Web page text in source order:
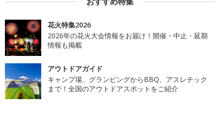
花火特集2026
2026年の花火大会情報をお届け！開催・中止・延期
情報も掲載
アウトドアガイド
キャンプ場、グランピングからBBQ、アスレチック
まで！全国のアウトドアスポットをご紹介